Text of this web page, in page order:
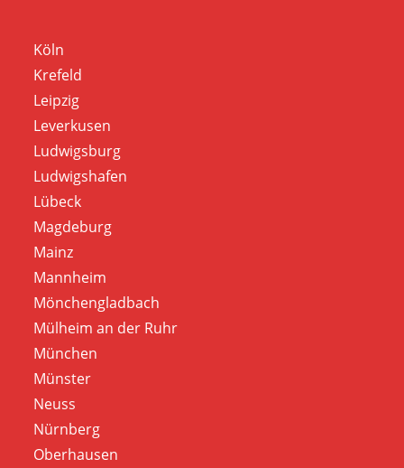
Köln
Krefeld
Leipzig
Leverkusen
Ludwigsburg
Ludwigshafen
Lübeck
Magdeburg
Mainz
Mannheim
Mönchengladbach
Mülheim an der Ruhr
München
Münster
Neuss
Nürnberg
Oberhausen